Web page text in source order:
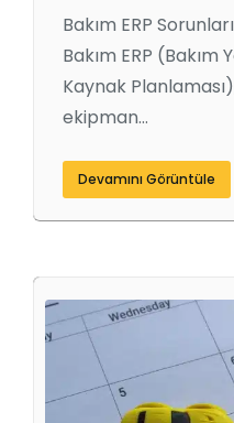
Bakım ERP
Bakım ERP
Kaynak
ekipman…
Devamını Görüntüle